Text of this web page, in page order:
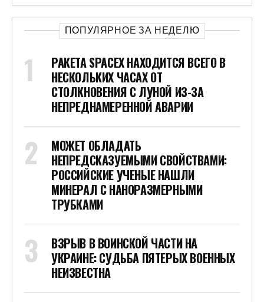
ПОПУЛЯРНОЕ ЗА НЕДЕЛЮ
РАКЕТА SPACEX НАХОДИТСЯ ВСЕГО В
НЕСКОЛЬКИХ ЧАСАХ ОТ
СТОЛКНОВЕНИЯ С ЛУНОЙ ИЗ-ЗА
НЕПРЕДНАМЕРЕННОЙ АВАРИИ
МОЖЕТ ОБЛАДАТЬ
НЕПРЕДСКАЗУЕМЫМИ СВОЙСТВАМИ:
РОССИЙСКИЕ УЧЕНЫЕ НАШЛИ
МИНЕРАЛ С НАНОРАЗМЕРНЫМИ
ТРУБКАМИ
ВЗРЫВ В ВОИНСКОЙ ЧАСТИ НА
УКРАИНЕ: СУДЬБА ПЯТЕРЫХ ВОЕННЫХ
НЕИЗВЕСТНА